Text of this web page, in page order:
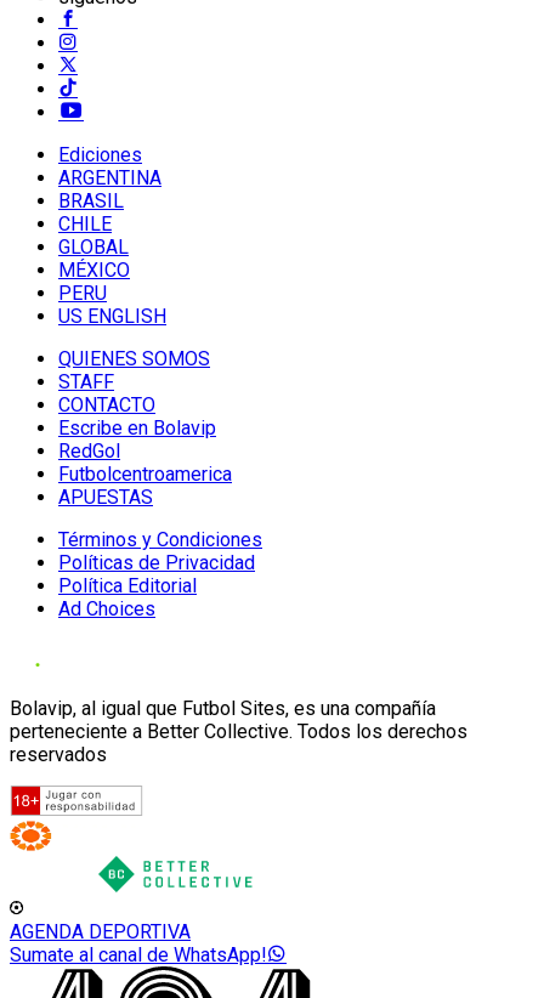
Ediciones
ARGENTINA
BRASIL
CHILE
GLOBAL
MÉXICO
PERU
US ENGLISH
QUIENES SOMOS
STAFF
CONTACTO
Escribe en Bolavip
RedGol
Futbolcentroamerica
APUESTAS
Términos y Condiciones
Políticas de Privacidad
Política Editorial
Ad Choices
Bolavip, al igual que Futbol Sites, es una compañía
perteneciente a Better Collective. Todos los derechos
reservados
AGENDA DEPORTIVA
Sumate al canal de WhatsApp!